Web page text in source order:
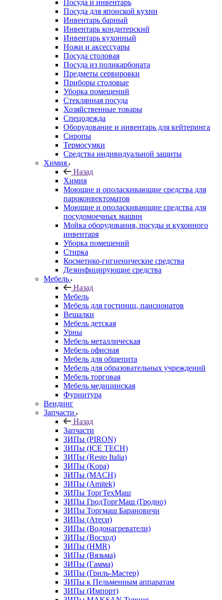
Посуда и инвентарь
Посуда для японской кухни
Инвентарь барный
Инвентарь кондитерский
Инвентарь кухонный
Ножи и аксессуары
Посуда столовая
Посуда из поликарбоната
Предметы сервировки
Приборы столовые
Уборка помещений
Стеклянная посуда
Хозяйственные товары
Спецодежда
Оборудование и инвентарь для кейтеринга
Сиропы
Термосумки
Средства индивидуальной защиты
Химия
Назад
Химия
Моющие и ополаскивающие средства для
пароконвектоматов
Моющие и ополаскивающие средства для
посудомоечных машин
Мойка оборудования, посуды и кухонного
инвентаря
Уборка помещений
Стирка
Косметико-гигиенические средства
Дезинфицирующие средства
Мебель
Назад
Мебель
Мебель для гостиниц, пансионатов
Вешалки
Мебель детская
Урны
Мебель металлическая
Мебель офисная
Мебель для общепита
Мебель для образовательных учреждений
Мебель торговая
Мебель медицинская
Фурнитура
Вендинг
Запчасти
Назад
Запчасти
ЗИПы (PIRON)
ЗИПы (ICE TECH)
ЗИПы (Resto Italia)
ЗИПы (Kopa)
ЗИПы (MACH)
ЗИПы (Amitek)
ЗИПы ТоргТехМаш
ЗИПы ГродТоргМаш (Гродно)
ЗИПы Торгмаш Барановичи
ЗИПы (Атеси)
ЗИПы (Водонагреватели)
ЗИПы (Восход)
ЗИПы (HMR)
ЗИПы (Вязьма)
ЗИПы (Гамма)
ЗИПы (Гриль-Мастер)
ЗИПы к Пельменным аппаратам
ЗИПы (Импорт)